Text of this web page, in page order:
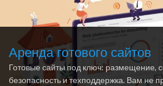
Аренда готового сайтов
Готовые сайты под ключ: размещение,
безопасность и техподдержка. Вам не